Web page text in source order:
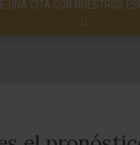
UNA CITA CON NUESTROS